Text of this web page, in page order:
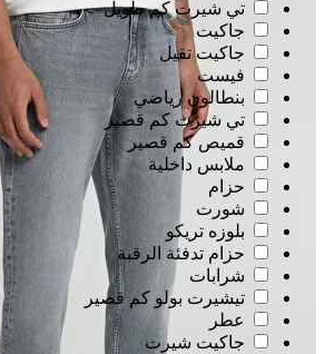
تي شيرت كم طويل
جاكيت
جاكيت تقيل
فيست
بنطالون رياضي
تي شيرت كم قصير
قميص كم قصير
ملابس داخلية
حزام
شورت
بلوزه تريكو
حزام تدفئة الرقبة
شرابات
تيشيرت بولو كم قصير
عطر
جاكيت شيرت